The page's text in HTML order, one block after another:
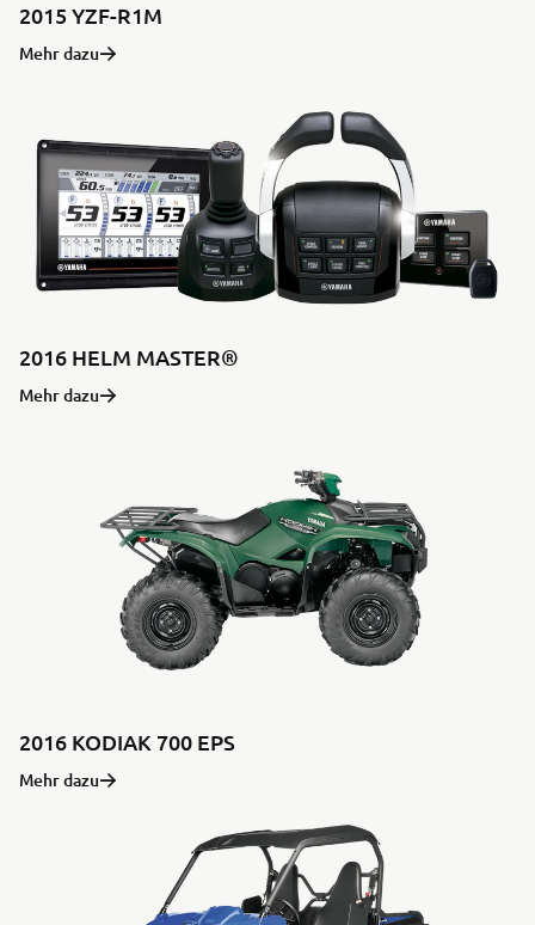
2015 YZF-R1M
Mehr dazu
2016 HELM MASTER®
Mehr dazu
2016 KODIAK 700 EPS
Mehr dazu